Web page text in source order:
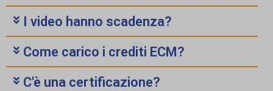
I video hanno scadenza?
Come carico i crediti ECM?
C'è una certificazione?